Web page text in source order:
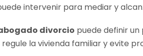
intervenir para mediar y
divorcio puede definir
la vivienda familiar y evite